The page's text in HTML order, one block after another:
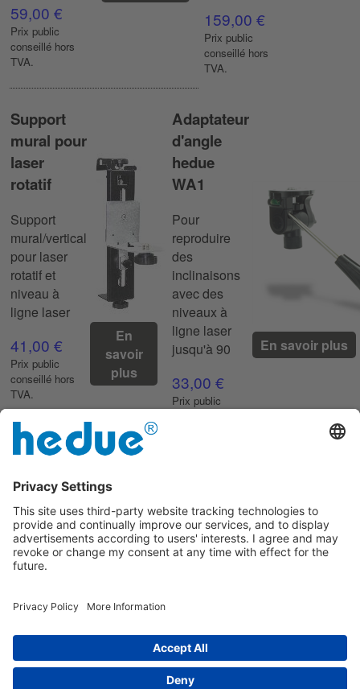
59,00 €
Prix ​​public
conseillé hors
TVA.
159,00 €
Prix ​​public
conseillé hors
TVA.
Support
mural pour
laser
rotatif
Support
mural/vertical
pour laser
rotatif et
niveau à
ligne laser
41,00 €
Prix ​​public
conseillé hors
TVA.
En
savoir
plus
Adaptateur
d'angle
hedue
WA1
Pour
reproduire
des
inclinaisons
avec des
niveaux à
ligne laser
jusqu'à 90
33,00 €
Prix ​​public
En savoir plus
Adaptateur d'angle
hedue WA2
Pour le réglage des lasers
rotatifs pour des
inclinaisons jusqu'à 100
89,00 €
Mentions légales|à propos de nous|Déclaration de